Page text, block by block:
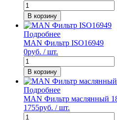
В корзину
Подробнее
MAN Фильтр ISO16949
0руб. / шт.
В корзину
Подробнее
MAN Фильтр маслянный
1755руб. / шт.